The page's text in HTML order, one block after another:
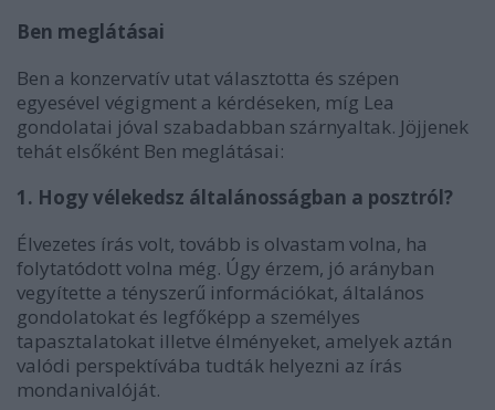
Ben meglátásai
Ben a konzervatív utat választotta és szépen
egyesével végigment a kérdéseken, míg Lea
gondolatai jóval szabadabban szárnyaltak. Jöjjenek
tehát elsőként Ben meglátásai:
1. Hogy vélekedsz általánosságban a posztról?
Élvezetes írás volt, tovább is olvastam volna, ha
folytatódott volna még. Úgy érzem, jó arányban
vegyítette a tényszerű információkat, általános
gondolatokat és legfőképp a személyes
tapasztalatokat illetve élményeket, amelyek aztán
valódi perspektívába tudták helyezni az írás
mondanivalóját.